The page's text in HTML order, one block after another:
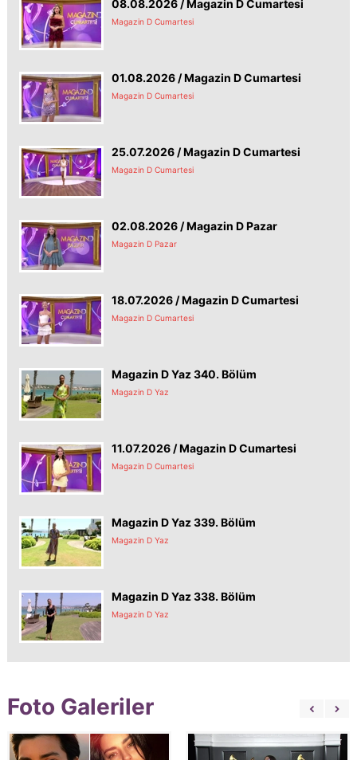
08.08.2026 / Magazin D Cumartesi
Magazin D Cumartesi
01.08.2026 / Magazin D Cumartesi
Magazin D Cumartesi
25.07.2026 / Magazin D Cumartesi
Magazin D Cumartesi
02.08.2026 / Magazin D Pazar
Magazin D Pazar
18.07.2026 / Magazin D Cumartesi
Magazin D Cumartesi
Magazin D Yaz 340. Bölüm
Magazin D Yaz
11.07.2026 / Magazin D Cumartesi
Magazin D Cumartesi
Magazin D Yaz 339. Bölüm
Magazin D Yaz
Magazin D Yaz 338. Bölüm
Magazin D Yaz
Foto Galeriler